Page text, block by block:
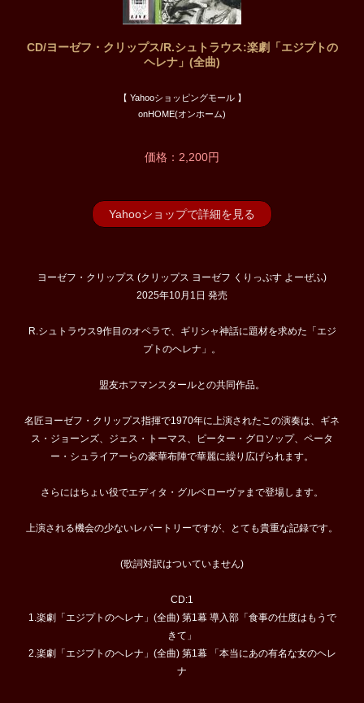
CD/ヨーゼフ・クリップス/R.シュトラウス:楽劇「エジプトの
ヘレナ」(全曲)
【 Yahooショッピングモール 】
onHOME(オンホーム)
価格：2,200円
Yahooショップで詳細を見る
ヨーゼフ・クリップス (クリップス ヨーゼフ くりっぷす よーぜふ)
2025年10月1日 発売
R.シュトラウス9作目のオペラで、ギリシャ神話に題材を求めた「エジ
プトのヘレナ」。
盟友ホフマンスタールとの共同作品。
名匠ヨーゼフ・クリップス指揮で1970年に上演されたこの演奏は、ギネ
ス・ジョーンズ、ジェス・トーマス、ピーター・グロソップ、ペータ
ー・シュライアーらの豪華布陣で華麗に繰り広げられます。
さらにはちょい役でエディタ・グルベローヴァまで登場します。
上演される機会の少ないレパートリーですが、とても貴重な記録です。
(歌詞対訳はついていません)
CD:1
1.楽劇「エジプトのヘレナ」(全曲) 第1幕 導入部「食事の仕度はもうで
きて」
2.楽劇「エジプトのヘレナ」(全曲) 第1幕 「本当にあの有名な女のヘレ
ナ